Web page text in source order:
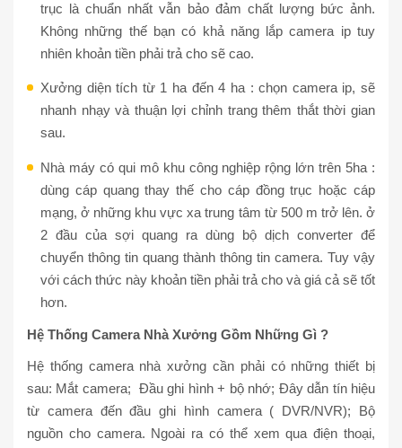
trục là chuẩn nhất vẫn bảo đảm chất lượng bức ảnh.
Không những thế bạn có khả năng lắp camera ip tuy
nhiên khoản tiền phải trả cho sẽ cao.
Xưởng diện tích từ 1 ha đến 4 ha : chọn camera ip, sẽ
nhanh nhạy và thuận lợi chỉnh trang thêm thắt thời gian
sau.
Nhà máy có qui mô khu công nghiệp rộng lớn trên 5ha :
dùng cáp quang thay thế cho cáp đồng trục hoặc cáp
mạng, ở những khu vực xa trung tâm từ 500 m trở lên. ở
2 đầu của sợi quang ra dùng bộ dịch converter để
chuyển thông tin quang thành thông tin camera. Tuy vậy
với cách thức này khoản tiền phải trả cho và giá cả sẽ tốt
hơn.
Hệ Thống Camera Nhà Xưởng Gồm Những Gì ?
Hệ thống camera nhà xưởng cần phải có những thiết bị
sau: Mắt camera; Đầu ghi hình + bộ nhớ; Đây dẫn tín hiệu
từ camera đến đầu ghi hình camera ( DVR/NVR); Bộ
nguồn cho camera. Ngoài ra có thể xem qua điện thoại,